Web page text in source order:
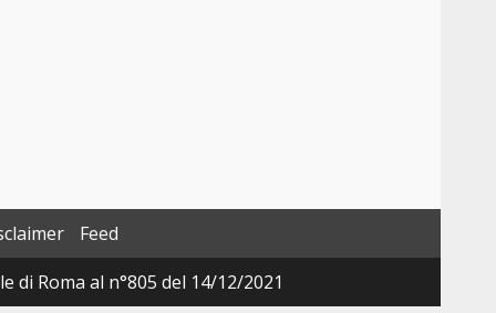
Feed
Roma al n°805 del 14/12/2021